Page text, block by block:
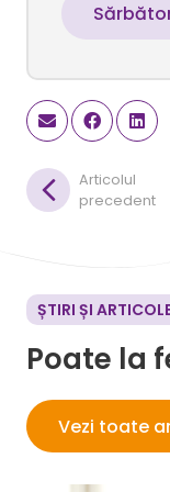
Articolul
precedent
ȘTIRI ȘI
Poate la
Vezi toate